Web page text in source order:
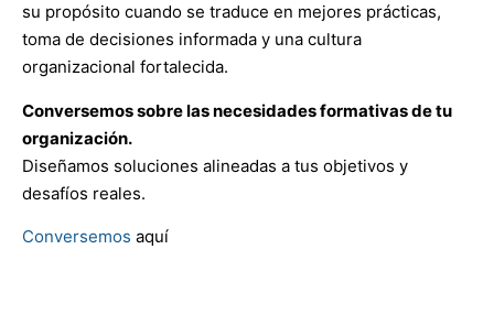
su propósito cuando se traduce en mejores prácticas,
toma de decisiones informada y una cultura
organizacional fortalecida.
Conversemos sobre las necesidades formativas de tu
organización.
Diseñamos soluciones alineadas a tus objetivos y
desafíos reales.
Conversemos aquí